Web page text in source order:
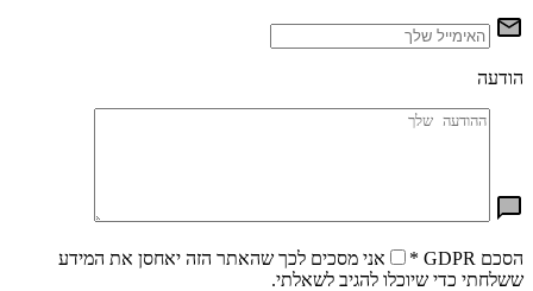
הודעה
הסכם GDPR *
אני מסכים לכך שהאתר הזה יאחסן את המידע
ששלחתי כדי שיוכלו להגיב לשאלתי.